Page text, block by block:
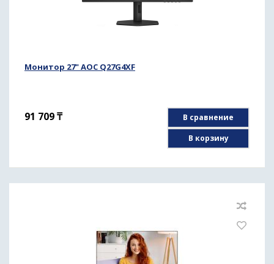
Монитор 27" AOC Q27G4XF
91 709₸
В сравнение
В корзину